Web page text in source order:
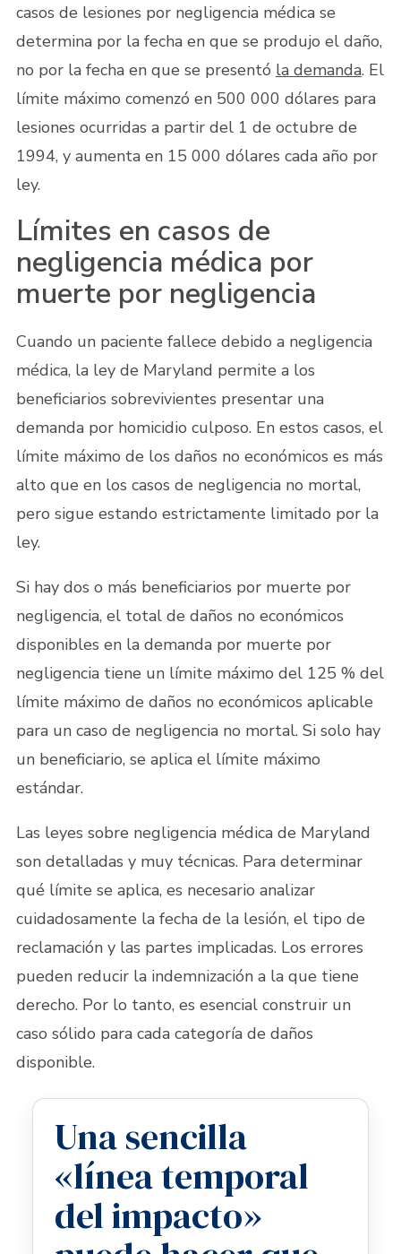
casos de lesiones por negligencia médica se
determina por la fecha en que se produjo el daño,
no por la fecha en que se presentó la demanda. El
límite máximo comenzó en 500 000 dólares para
lesiones ocurridas a partir del 1 de octubre de
1994, y aumenta en 15 000 dólares cada año por
ley.
Límites en casos de
negligencia médica por
muerte por negligencia
Cuando un paciente fallece debido a negligencia
médica, la ley de Maryland permite a los
beneficiarios sobrevivientes presentar una
demanda por homicidio culposo. En estos casos, el
límite máximo de los daños no económicos es más
alto que en los casos de negligencia no mortal,
pero sigue estando estrictamente limitado por la
ley.
Si hay dos o más beneficiarios por muerte por
negligencia, el total de daños no económicos
disponibles en la demanda por muerte por
negligencia tiene un límite máximo del 125 % del
límite máximo de daños no económicos aplicable
para un caso de negligencia no mortal. Si solo hay
un beneficiario, se aplica el límite máximo
estándar.
Las leyes sobre negligencia médica de Maryland
son detalladas y muy técnicas. Para determinar
qué límite se aplica, es necesario analizar
cuidadosamente la fecha de la lesión, el tipo de
reclamación y las partes implicadas. Los errores
pueden reducir la indemnización a la que tiene
derecho. Por lo tanto, es esencial construir un
caso sólido para cada categoría de daños
disponible.
Una sencilla
«línea temporal
del impacto»